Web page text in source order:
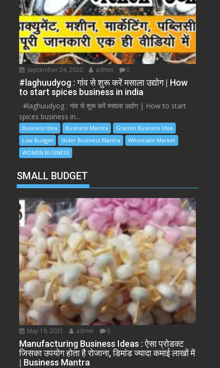
September 24, 2020 admin 0
#laghuudyog : गांव से शुरू करें मसाला उद्योग | How
to start spices business in india
#laghuudyog : गांव से शुरू करें मसाला उद्योग | How to start
spices business in...
Business Idea Business Mantra
Gramin Business Idea
Low Budget
Slider Business Mantra
Wholesale Market
WOMEN BUSINESS
SMALL BUDGET
May 19, 2021 admin 0
Manufacturing Business Ideas : ऐसा प्रोडक्ट
जिसका उपयोग होता है रोजाना, डिमांड ज्यादा कमाई लाखों में
| Business Mantra